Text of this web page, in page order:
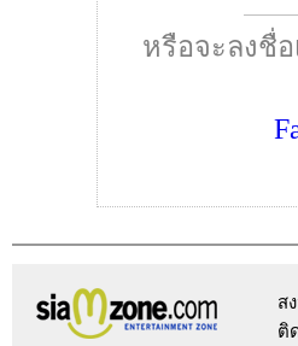
หรือจะลงชื่
ส
ติ